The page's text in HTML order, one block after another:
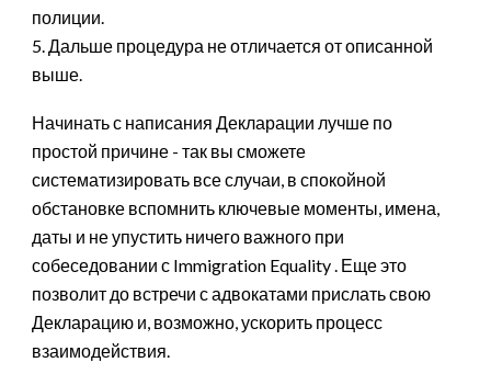
полиции.
5. Дальше процедура не отличается от описанной
выше.
Начинать с написания Декларации лучше по
простой причине - так вы сможете
систематизировать все случаи, в спокойной
обстановке вспомнить ключевые моменты, имена,
даты и не упустить ничего важного при
собеседовании с Immigration Equality . Еще это
позволит до встречи с адвокатами прислать свою
Декларацию и, возможно, ускорить процесс
взаимодействия.